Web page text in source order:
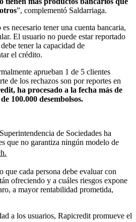
”, complementó Saldarriaga.
necesario tener una cuenta bancaria,
El usuario no puede estar reportado
tener la capacidad de
el crédito.
aprueban 1 de 5 clientes
de los rechazos son por reportes en
ha procesado a la fecha más de
100.000 desembolsos.
de Sociedades ha
que no garantiza ningún modelo de
que cada persona debe evaluar con
ofreciendo y a cuáles riesgos expone
a mayor rentabilidad prometida,
a los usuarios, Rapicredit promueve el